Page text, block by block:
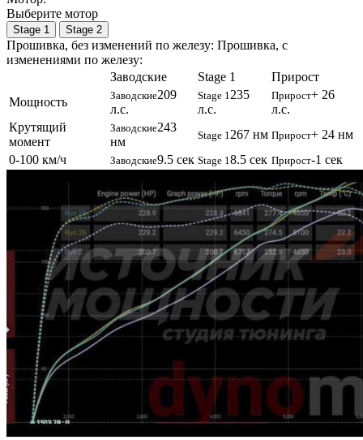
Выберите мотор
Stage 1 Stage 2
Прошивка, без изменений по железу: Прошивка, c
изменениями по железу:
Заводские
Stage 1
Прирост
Мощность
Заводские209
л.с.
Stage 1 235
л.с.
Прирост+ 26
л.с.
Крутящий
момент
Заводские243
нм
Stage 1 267 нм Прирост+ 24 нм
0-100 км/ч
Заводские9.5 сек Stage 1 8.5 сек Прирост-1 сек